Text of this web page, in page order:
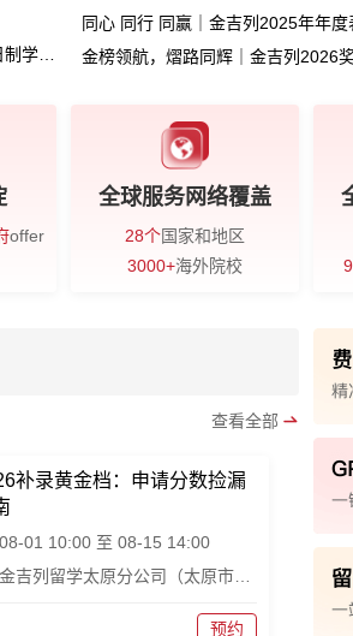
历？
同心 同行 同赢｜金吉列2025年年
金榜领航，熠路同辉｜金吉列2026
offer
全球服务网络覆盖
28个国家和地区
3000+海外院校
查看全部
补录黄金档：申请分数捡漏
08-01 10:00 至 08-15 14:00
预约